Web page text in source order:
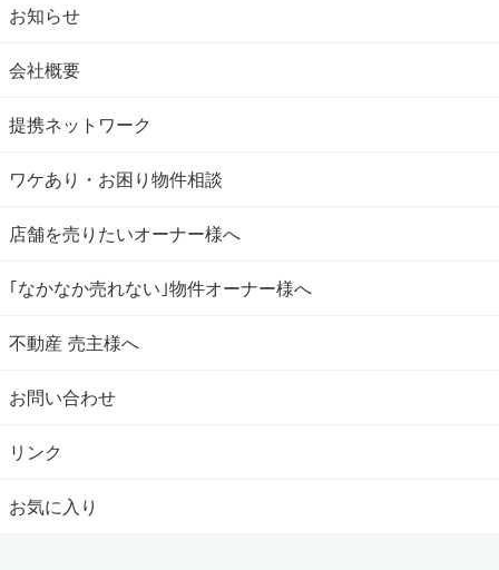
お知らせ
会社概要
提携ネットワーク
ワケあり・お困り物件相談
店舗を売りたいオーナー様へ
｢なかなか売れない｣物件オーナー様へ
不動産 売主様へ
お問い合わせ
リンク
お気に入り